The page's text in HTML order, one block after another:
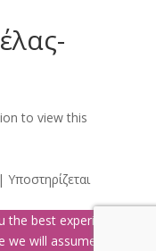
to view this
| Υποστηρίζεται
best experience on
will assume that you